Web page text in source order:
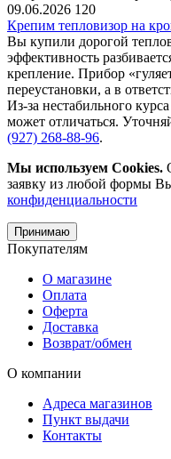
09.06.2026 120
Крепим тепловизор на
Вы купили дорогой
эффективность
крепление. Прибор
переустановки, а в
Из-за нестабильного
может отличаться.
(927) 268-88-96.
Мы используем Cookies.
заявку из любой формы
конфиденциальности
Принимаю
Покупателям
О магазине
Оплата
Оферта
Доставка
Возврат/обмен
О компании
Адреса магазинов
Пункт выдачи
Контакты